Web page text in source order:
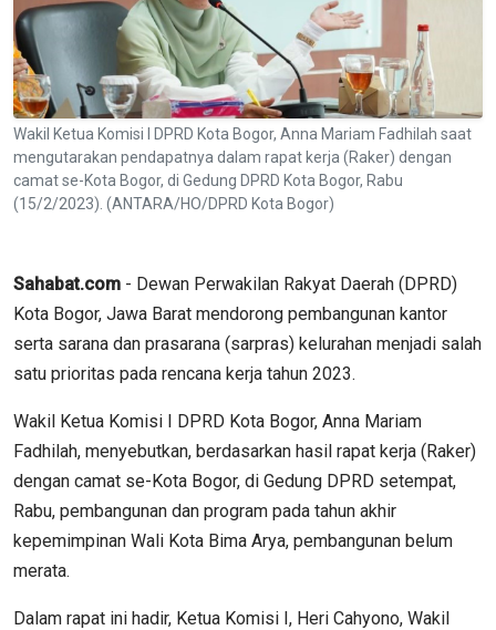
Wakil Ketua Komisi I DPRD Kota Bogor, Anna Mariam Fadhilah saat
mengutarakan pendapatnya dalam rapat kerja (Raker) dengan
camat se-Kota Bogor, di Gedung DPRD Kota Bogor, Rabu
(15/2/2023). (ANTARA/HO/DPRD Kota Bogor)
Sahabat.com - Dewan Perwakilan Rakyat Daerah (DPRD)
Kota Bogor, Jawa Barat mendorong pembangunan kantor
serta sarana dan prasarana (sarpras) kelurahan menjadi salah
satu prioritas pada rencana kerja tahun 2023.
Wakil Ketua Komisi I DPRD Kota Bogor, Anna Mariam
Fadhilah, menyebutkan, berdasarkan hasil rapat kerja (Raker)
dengan camat se-Kota Bogor, di Gedung DPRD setempat,
Rabu, pembangunan dan program pada tahun akhir
kepemimpinan Wali Kota Bima Arya, pembangunan belum
merata.
Dalam rapat ini hadir, Ketua Komisi I, Heri Cahyono, Wakil